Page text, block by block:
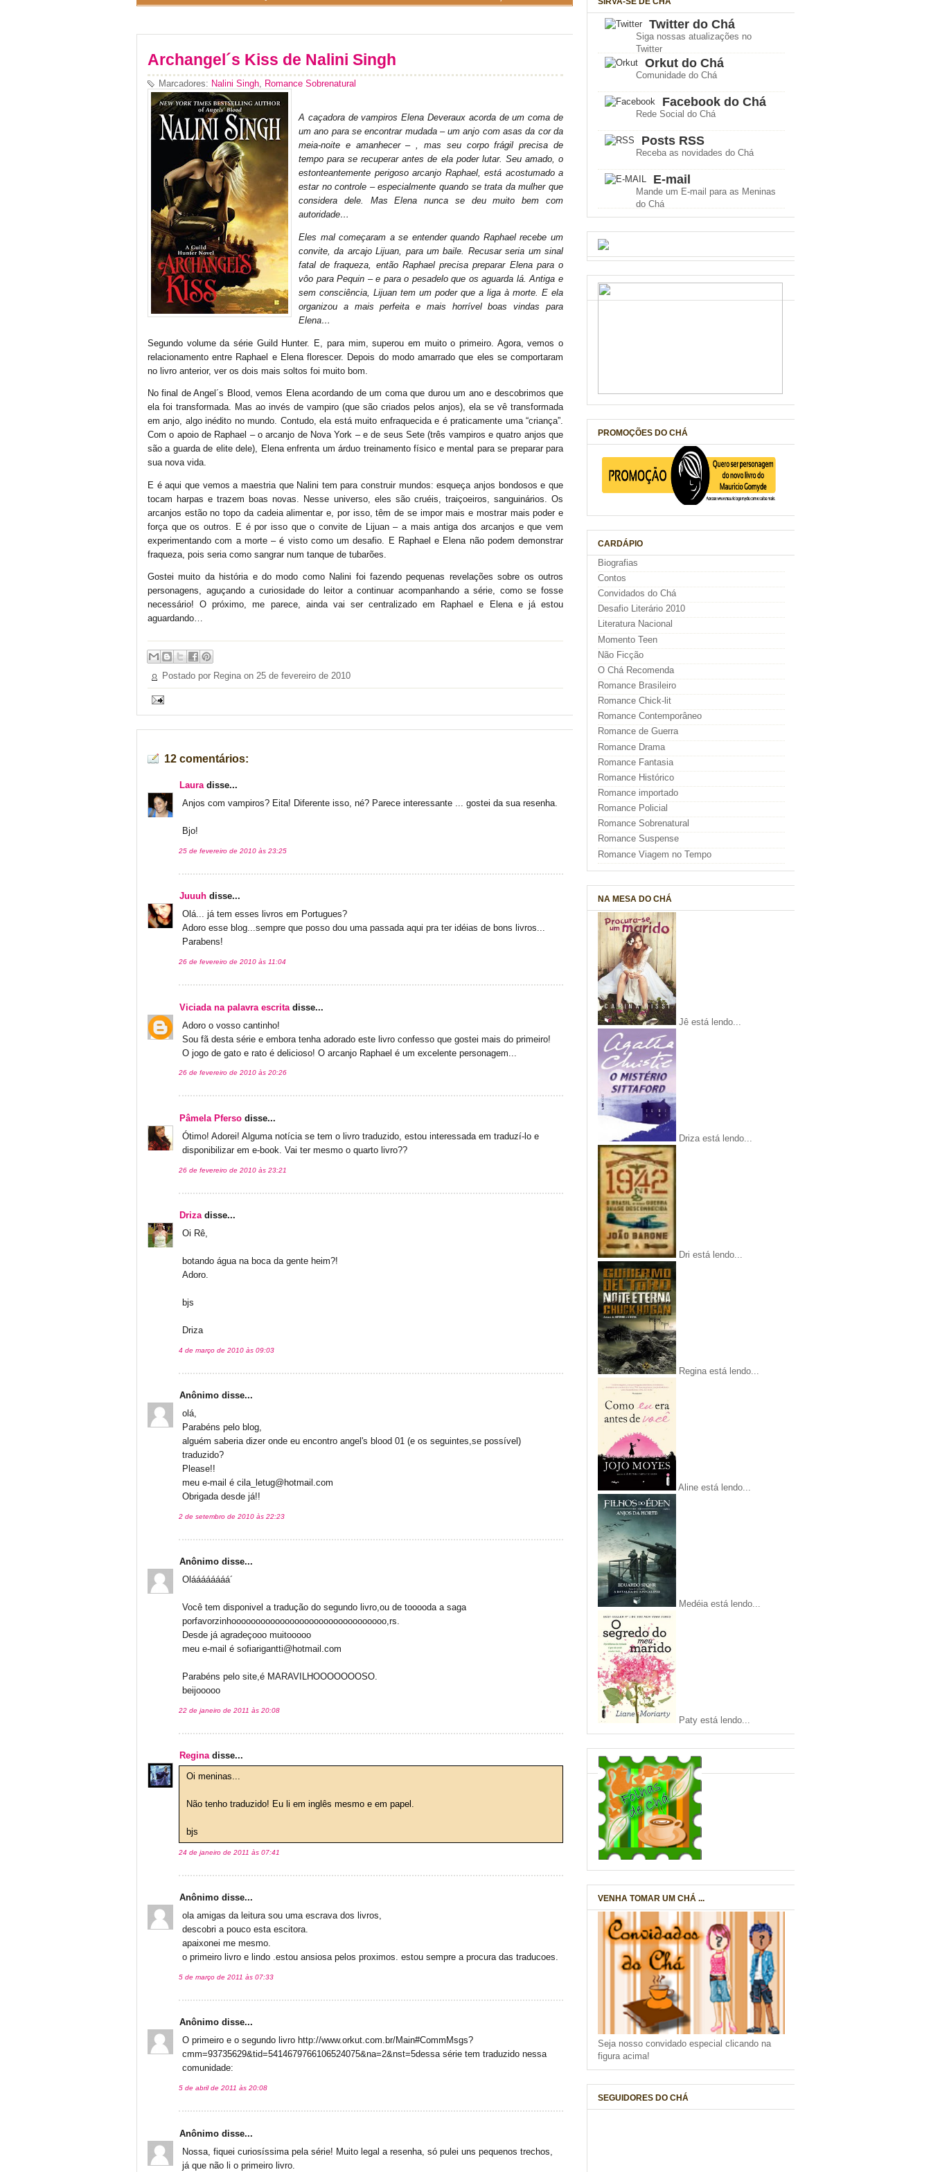
Archangel´s Kiss de Nalini Singh
Marcadores: Nalini Singh Romance Sobrenatural
A caçadora de vampiros Elena Deveraux acorda de um coma de
um ano para se encontrar mudada – um anjo com asas da cor da
meia-noite e amanhecer – , mas seu corpo frágil precisa de
tempo para se recuperar antes de ela poder lutar. Seu amado, o
estonteantemente perigoso arcanjo Raphael, está acostumado a
estar no controle – especialmente quando se trata da mulher que
considera dele. Mas Elena nunca se deu muito bem com
autoridade…
Eles mal começaram a se entender quando Raphael recebe um
convite, da arcajo Lijuan, para um baile. Recusar seria um sinal
fatal de fraqueza, então Raphael precisa preparar Elena para o
vôo para Pequin – e para o pesadelo que os aguarda lá. Antiga e
sem consciência, Lijuan tem um poder que a liga à morte. E ela
organizou a mais perfeita e mais horrível boas vindas para
Elena…
Segundo volume da série Guild Hunter. E, para mim, superou em muito o primeiro. Agora, vemos o
relacionamento entre Raphael e Elena florescer. Depois do modo amarrado que eles se comportaram
no livro anterior, ver os dois mais soltos foi muito bom.
No final de Angel´s Blood, vemos Elena acordando de um coma que durou um ano e descobrimos que
ela foi transformada. Mas ao invés de vampiro (que são criados pelos anjos), ela se vê transformada
em anjo, algo inédito no mundo. Contudo, ela está muito enfraquecida e é praticamente uma “criança”.
Com o apoio de Raphael – o arcanjo de Nova York – e de seus Sete (três vampiros e quatro anjos que
são a guarda de elite dele), Elena enfrenta um árduo treinamento físico e mental para se preparar para
sua nova vida.
E é aqui que vemos a maestria que Nalini tem para construir mundos: esqueça anjos bondosos e que
tocam harpas e trazem boas novas. Nesse universo, eles são cruéis, traiçoeiros, sanguinários. Os
arcanjos estão no topo da cadeia alimentar e, por isso, têm de se impor mais e mostrar mais poder e
força que os outros. E é por isso que o convite de Lijuan – a mais antiga dos arcanjos e que vem
experimentando com a morte – é visto como um desafio. E Raphael e Elena não podem demonstrar
fraqueza, pois seria como sangrar num tanque de tubarões.
Gostei muito da história e do modo como Nalini foi fazendo pequenas revelações sobre os outros
personagens, aguçando a curiosidade do leitor a continuar acompanhando a série, como se fosse
necessário! O próximo, me parece, ainda vai ser centralizado em Raphael e Elena e já estou
aguardando…
Postado por Regina on 25 de fevereiro de 2010
12 comentários:
Lauradisse...
Anjos com vampiros? Eita! Diferente isso, né? Parece interessante ... gostei da sua resenha.
Bjo!
25 de fevereiro de 2010 às 23:25
Juuuh disse...
Olá... já tem esses livros em Portugues?
Adoro esse blog...sempre que posso dou uma passada aqui pra ter idéias de bons livros...
Parabens!
26 de fevereiro de 2010 às 11:04
Viciada na palavra escrita disse...
Adoro o vosso cantinho!
Sou fã desta série e embora tenha adorado este livro confesso que gostei mais do primeiro!
O jogo de gato e rato é delicioso! O arcanjo Raphael é um excelente personagem...
26 de fevereiro de 2010 às 20:26
Pâmela Pferso disse...
Ótimo! Adorei! Alguma notícia se tem o livro traduzido, estou interessada em traduzí-lo e
disponibilizar em e-book. Vai ter mesmo o quarto livro??
26 de fevereiro de 2010 às 23:21
Driza disse...
Oi Rê,
botando água na boca da gente heim?!
Adoro.
bjs
Driza
4 de março de 2010 às 09:03
Anônimo disse...
olá,
Parabéns pelo blog,
alguém saberia dizer onde eu encontro angel's blood 01 (e os seguintes,se possível)
traduzido?
Please!!
meu e-mail é cila_letug@hotmail.com
Obrigada desde já!!
2 de setembro de 2010 às 22:23
Anônimo disse...
Oláááááááá´
Você tem disponivel a tradução do segundo livro,ou de tooooda a saga
porfavorzinhoooooooooooooooooooooooooooooooo,rs.
Desde já agradeçooo muitooooo
meu e-mail é sofiarigantti@hotmail.com
Parabéns pelo site,é MARAVILHOOOOOOOSO.
beijooooo
22 de janeiro de 2011 às 20:08
Reginadisse...
Oi meninas...
Não tenho traduzido! Eu li em inglês mesmo e em papel.
bjs
24 de janeiro de 2011 às 07:41
Anônimo disse...
ola amigas da leitura sou uma escrava dos livros,
descobri a pouco esta escitora.
apaixonei me mesmo.
o primeiro livro e lindo .estou ansiosa pelos proximos. estou sempre a procura das traducoes.
5 de março de 2011 às 07:33
Anônimo disse...
O primeiro e o segundo livro http://www.orkut.com.br/Main#CommMsgs?
cmm=93735629&tid=5414679766106524075&na=2&nst=5dessa série tem traduzido nessa
comunidade:
5 de abril de 2011 às 20:08
Anônimo disse...
Nossa, fiquei curiosíssima pela série! Muito legal a resenha, só pulei uns pequenos trechos,
já que não li o primeiro livro.
Twitter do Chá
Siga nossas atualizações no
Twitter
Orkut do Chá
Comunidade do Chá
Facebook do Chá
Rede Social do Chá
Posts RSS
Receba as novidades do Chá
E-mail
Mande um E-mail para as Meninas
do Chá
PROMOÇÕES DO CHÁ
CARDÁPIO
Biografias
Contos
Convidados do Chá
Desafio Literário 2010
Literatura Nacional
Momento Teen
Não Ficção
O Chá Recomenda
Romance Brasileiro
Romance Chick-lit
Romance Contemporâneo
Romance de Guerra
Romance Drama
Romance Fantasia
Romance Histórico
Romance importado
Romance Policial
Romance Sobrenatural
Romance Suspense
Romance Viagem no Tempo
NA MESA DO CHÁ
Jê está lendo...
Driza está lendo...
Dri está lendo...
Regina está lendo...
Aline está lendo...
Medéia está lendo...
Paty está lendo...
VENHA TOMAR UM CHÁ ...
Seja nosso convidado especial clicando na
figura acima!
SEGUIDORES DO CHÁ